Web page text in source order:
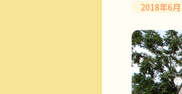
2018年6